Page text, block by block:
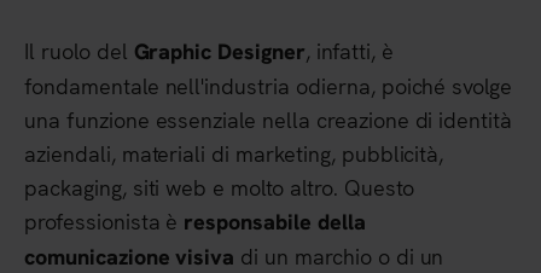
Il ruolo del Graphic Designer, infatti, è
fondamentale nell'industria odierna, poiché svolge
una funzione essenziale nella creazione di identità
aziendali, materiali di marketing, pubblicità,
packaging, siti web e molto altro. Questo
professionista è responsabile della
comunicazione visiva di un marchio o di un